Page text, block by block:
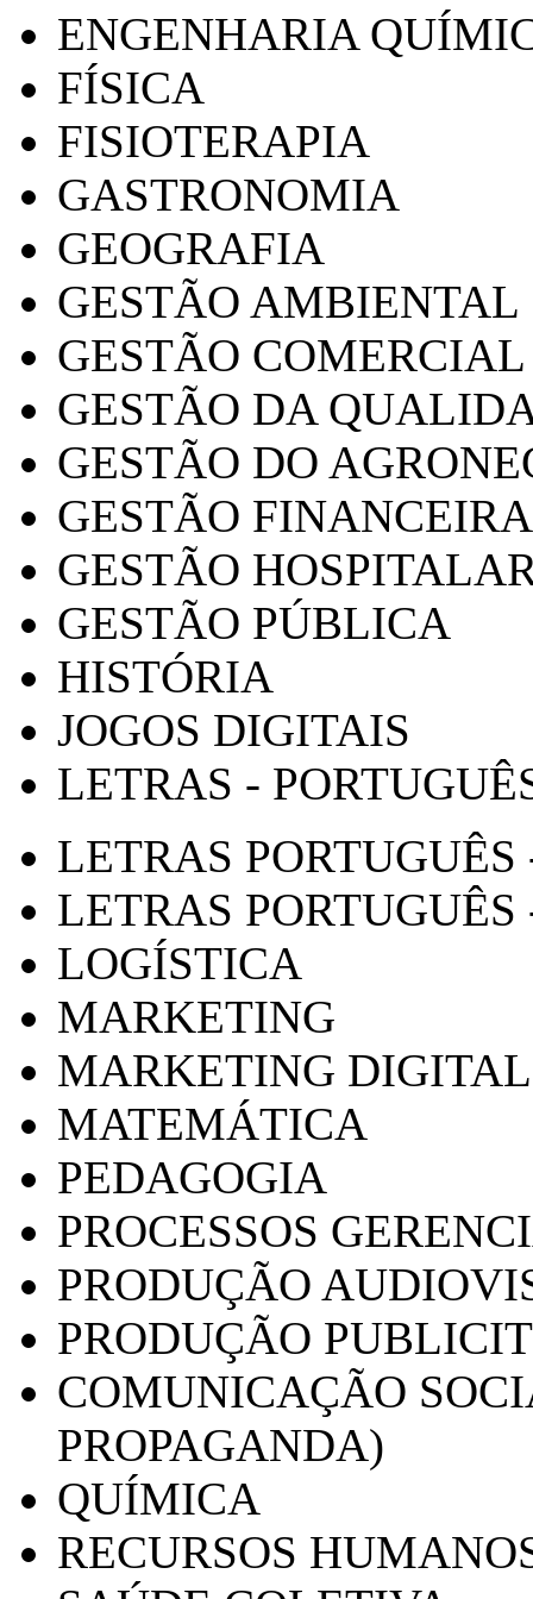
ENGENHARIA
FÍSICA
FISIOTERAPIA
GASTRONOMIA
GEOGRAFIA
GESTÃO AMBIENTAL
GESTÃO COMERCIAL
GESTÃO DA
GESTÃO DO
GESTÃO FINANCEIRA
GESTÃO
GESTÃO PÚBLICA
HISTÓRIA
JOGOS DIGITAIS
LETRAS -
LETRAS
LETRAS PORTUGUÊS
LOGÍSTICA
MARKETING
MARKETING DIGITAL
MATEMÁTICA
PEDAGOGIA
PROCESSOS
PRODUÇÃO
PRODUÇÃO
COMUNICAÇÃO
PROPAGANDA)
QUÍMICA
RECURSOS